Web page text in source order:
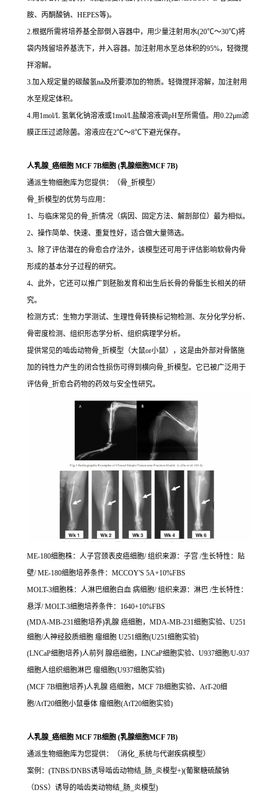
胺、丙酮酸钠、HEPES等)。
2.根据所需将培养基全部倒入容器中，用少量注射用水(20℃～30℃)将
袋内残留培养基洗下，并入容器。加注射用水至总体积的95%，轻微搅
拌溶解。
3.加入规定量的碳酸氢na及所要添加的物质。轻微搅拌溶解，加注射用
水至规定体积。
4.用1mol/L 氢氧化钠溶液或1mol/L盐酸溶液调pH至所需值。用0.22μm滤
膜正压过滤除菌。溶液应在2℃～8℃下避光保存。
人乳腺_癌细胞 MCF 7B细胞 (乳腺细胞MCF 7B)
通派生物细胞库为您提供：（骨_折模型）
骨_折模型的优势与应用：
1、与临床常见的骨_折情况（病因、固定方法、解剖部位）最为相似。
2、操作简单、快速、重复性好，适合做大量筛选。
3、除了评估潜在的骨愈合疗法外，该模型还可用于评估影响软骨内骨
形成的基本分子过程的研究。
4、此外，它还可以推广到胚胎发育和出生后长骨的骨骺生长相关的研
究。
检测方式：生物力学测试、生理性骨转换标记物检测、灰分化学分析、
骨密度检测、组织形态学分析、组织病理学分析。
提供常见的啮齿动物骨_折模型（大鼠or小鼠），这是由外部对骨骼施
加的钝性力产生的闭合性损伤可得到横向骨_折模型。它已被广泛用于
评估骨_折愈合药物的药效与安全性研究。
ME-180细胞株：人子宫颈表皮癌细胞/ 组织来源：子宫 /生长特性：贴
壁/ ME-180细胞培养条件：MCCOY'S 5A+10%FBS
MOLT-3细胞株：人淋巴细胞白血 病细胞/ 组织来源：淋巴 /生长特性：
悬浮/ MOLT-3细胞培养条件：1640+10%FBS
(MDA-MB-231细胞培养)乳腺 癌细胞，MDA-MB-231细胞实验、U251
细胞/人神经胶质细胞 瘤细胞 U251细胞(U251细胞实验)
(LNCaP细胞培养)人前列 腺癌细胞，LNCaP细胞实验、U937细胞/U-937
细胞人组织细胞淋巴 瘤细胞(U937细胞实验)
(MCF 7B细胞培养)人乳腺 癌细胞，MCF 7B细胞实验、AtT-20细
胞/AtT20细胞小鼠垂体 瘤细胞(AtT20细胞实验)
人乳腺_癌细胞 MCF 7B细胞 (乳腺细胞MCF 7B)
通派生物细胞库为您提供：（消化_系统与代谢疾病模型）
案例：(TNBS/DNBS诱导啮齿动物结_肠_炎模型+)(葡聚糖硫酸钠
（DSS）诱导的啮齿类动物结_肠_炎模型)